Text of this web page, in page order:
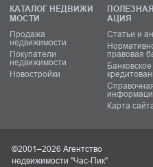
КАТАЛОГ НЕДВИЖИ
МОСТИ
Продажа
недвижимости
Покупатели
недвижимости
Новостройки
АЦИЯ
Статьи и
правовая
Банковское
Карта
©2001–2026 Агентство
недвижимости "Час-Пик"